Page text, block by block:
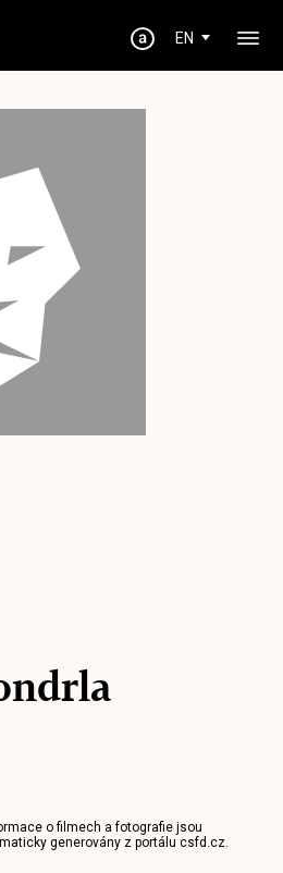
EN
o filmech a fotografie jsou
generovány z portálucsfd.cz.